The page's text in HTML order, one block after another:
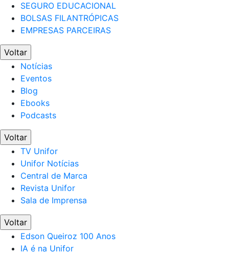
SEGURO EDUCACIONAL
BOLSAS FILANTRÓPICAS
EMPRESAS PARCEIRAS
Voltar
Notícias
Eventos
Blog
Ebooks
Podcasts
Voltar
TV Unifor
Unifor Notícias
Central de Marca
Revista Unifor
Sala de Imprensa
Voltar
Edson Queiroz 100 Anos
IA é na Unifor